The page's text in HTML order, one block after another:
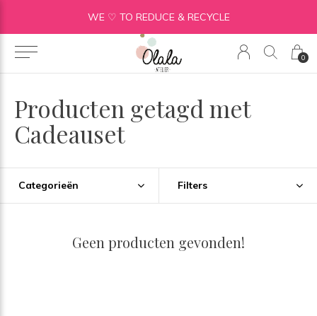
0
WE ♡ TO REDUCE & RECYCLE
Producten getagd met
Cadeauset
Categorieën Filters
Geen producten gevonden!